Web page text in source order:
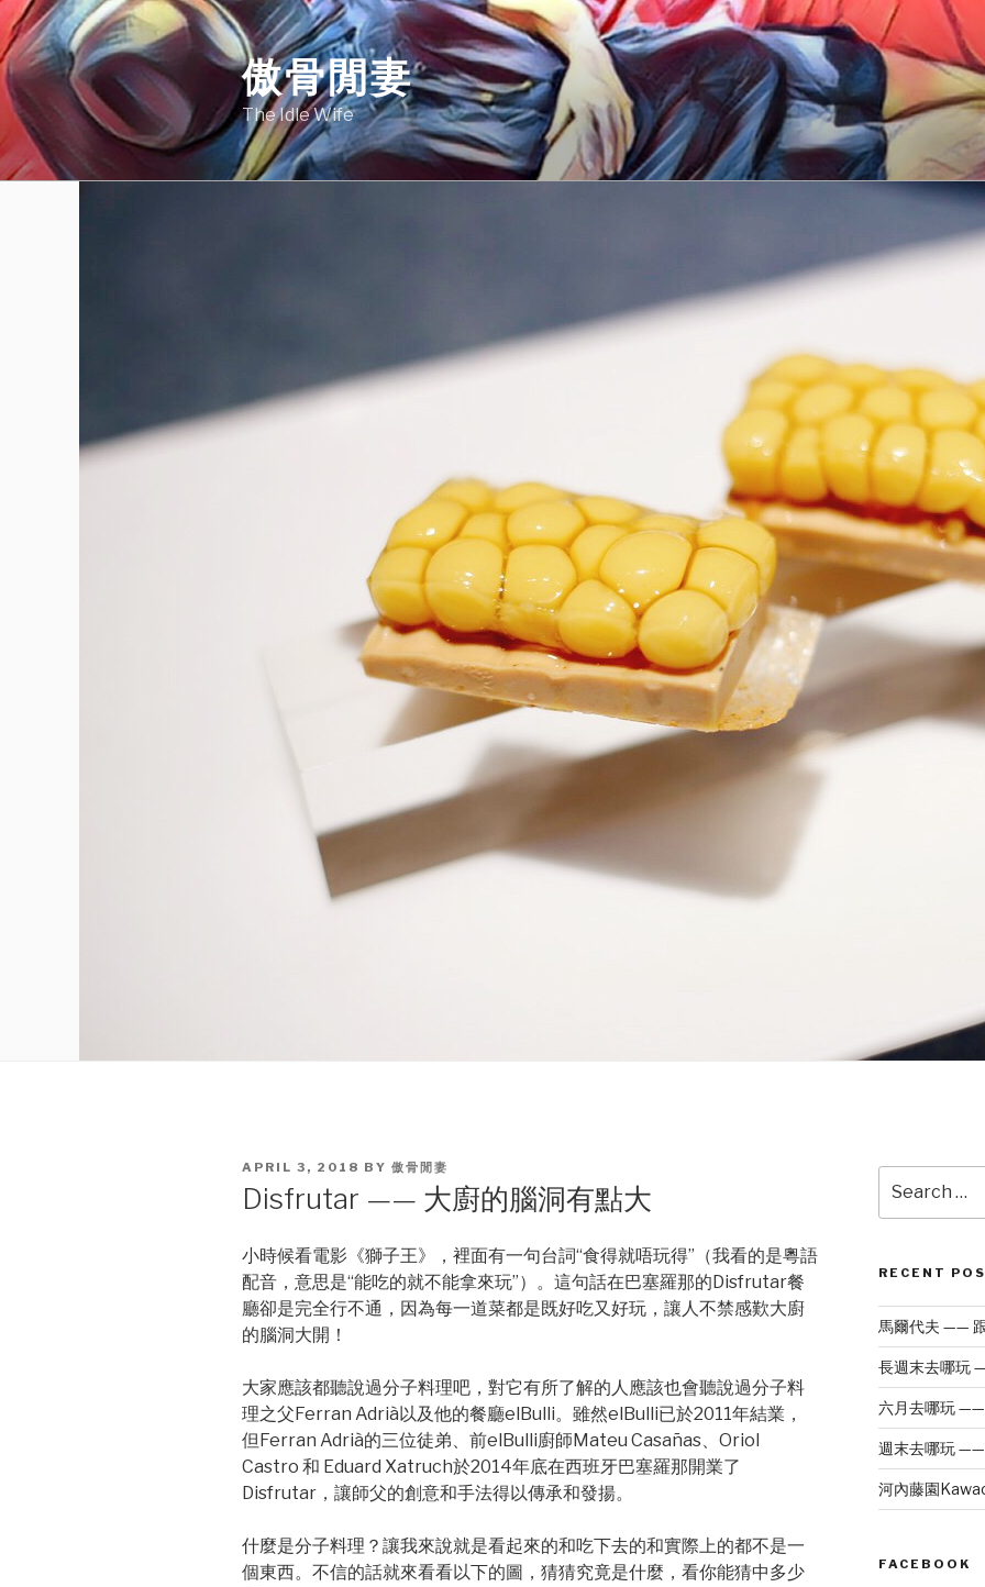
Skip
to
content
傲骨閒妻
The Idle Wife
POSTED
ON
APRIL 3, 2018 BY 傲骨閒妻
Disfrutar —— 大廚的腦洞有點大
小時候看電影《獅子王》，裡面有一句台詞“食得就唔玩得”（我看的是粵語
配音，意思是“能吃的就不能拿來玩”）。這句話在巴塞羅那的Disfrutar餐
廳卻是完全行不通，因為每一道菜都是既好吃又好玩，讓人不禁感歎大廚
的腦洞大開！
大家應該都聽說過分子料理吧，對它有所了解的人應該也會聽說過分子料
理之父Ferran Adrià以及他的餐廳elBulli。雖然elBulli已於2011年結業，
但Ferran Adrià的三位徒弟、前elBulli廚師Mateu Casañas、Oriol
Castro 和 Eduard Xatruch於2014年底在西班牙巴塞羅那開業了
Disfrutar，讓師父的創意和手法得以傳承和發揚。
什麼是分子料理？讓我來說就是看起來的和吃下去的和實際上的都不是一
個東西。不信的話就來看看以下的圖，猜猜究竟是什麼，看你能猜中多少
for:
RECENT
馬爾代夫 ——
長週末去哪玩
六月去哪玩 ——
週末去哪玩 ——
河內藤園
FACEBOOK